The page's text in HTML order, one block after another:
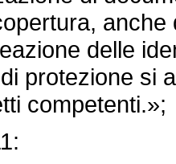
delle
protezione si
competenti.»;